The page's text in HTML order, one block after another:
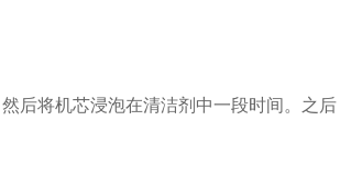
将机芯浸泡在清洁剂中一段时间。之